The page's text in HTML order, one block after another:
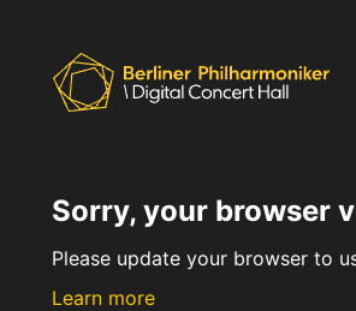
Sorry, your browser
Please update your browser to
Learn more